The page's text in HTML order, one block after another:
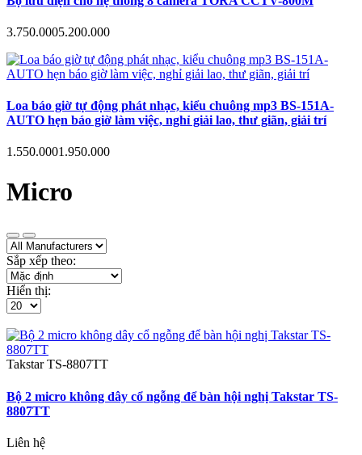
3.750.0005.200.000
Loa báo giờ tự động phát nhạc, kiểu chuông mp3 BS-151A-
AUTO hẹn báo giờ làm việc, nghỉ giải lao, thư giãn, giải trí
1.550.0001.950.000
Micro
Sắp xếp theo:
Hiển thị:
TakstarTS-8807TT
Bộ 2 micro không dây cổ ngỗng để bàn hội nghị Takstar TS-
8807TT
Liên hệ